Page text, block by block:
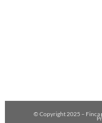
© Copyright 2025 – Finca